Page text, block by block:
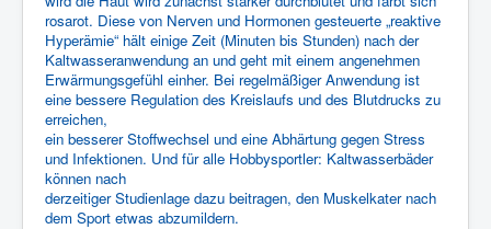
rosarot. Diese von Nerven und Hormonen gesteuerte „reaktive
Hyperämie“ hält einige Zeit (Minuten bis Stunden) nach der
Kaltwasseranwendung an und geht mit einem angenehmen
Erwärmungsgefühl einher. Bei regelmäßiger Anwendung ist
eine bessere Regulation des Kreislaufs und des Blutdrucks zu
erreichen,
ein besserer Stoffwechsel und eine Abhärtung gegen Stress
und Infektionen. Und für alle Hobbysportler: Kaltwasserbäder
können nach
derzeitiger Studienlage dazu beitragen, den Muskelkater nach
dem Sport etwas abzumildern.